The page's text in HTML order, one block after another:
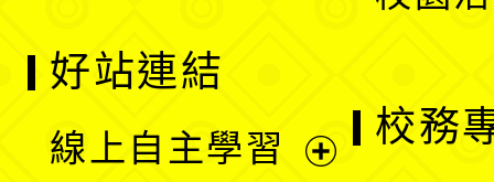
好站連結
線上自主學習
校務